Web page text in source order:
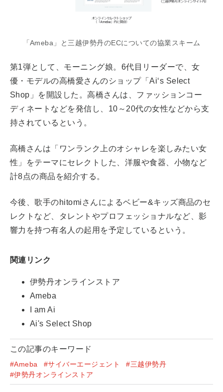
「Ameba」と三越伊勢丹のECについての協業スキーム
第1弾として、モーニング娘。6代目リーダーで、女
優・モデルの高橋愛さんのショップ「Ai‘s Select
Shop」を開設した。高橋さんは、ファッションコー
ディネートなどを発信し、10～20代の女性などから支
持されているという。
高橋さんは「ワンランク上のオシャレを楽しみたい女
性」をテーマにセレクトした、洋服や食器、小物など
計8点の商品を紹介する。
今後、歌手のhitomiさんによるベビー&キッズ商品のセ
レクトなど、タレントやプロフェッショナルなど、影
響力を持つ有名人の起用を予定しているという。
関連リンク
伊勢丹オンラインストア
Ameba
I am Ai
Ai's Select Shop
この記事のキーワード
#Ameba #サイバーエージェント
#三越伊勢丹
#伊勢丹オンラインストア